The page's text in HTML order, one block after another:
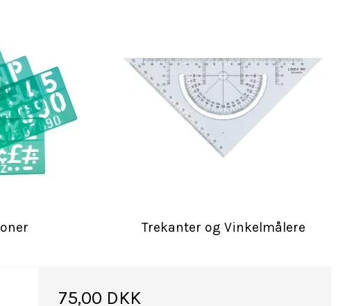
Trekanter og Vinkelmålere
75,00 DKK